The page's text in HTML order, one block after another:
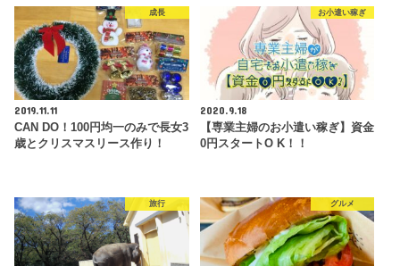
成長
2019.11.11
CAN DO！100円均一のみで長女3
歳とクリスマスリース作り！
お小遣い稼ぎ
2020.9.18
【専業主婦のお小遣い稼ぎ】資金
0円スタートO K！！
旅行 グルメ